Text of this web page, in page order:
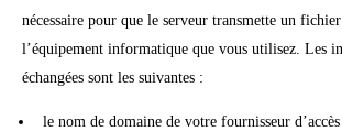
nécessaire pour que le serveur transmette un
l’équipement informatique que vous utilisez. Les
échangées sont les suivantes :
le nom de domaine de votre fournisseur